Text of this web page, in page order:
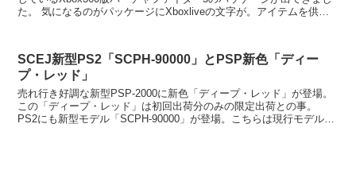
た。 気になるのがパッケージにXboxliveの文字が。アイテムを供給
SCEJ新型PS2「SCPH-90000」とPSP新色「ディー
プ・レッド」
売れ行き好調な新型PSP-2000に新色「ディープ・レッド」が登場。
この「ディープ・レッド」は初回出荷分のみの限定出荷との事。
PS2にも新型モデル「SCPH-90000」が登場。こちらは現行モデルの